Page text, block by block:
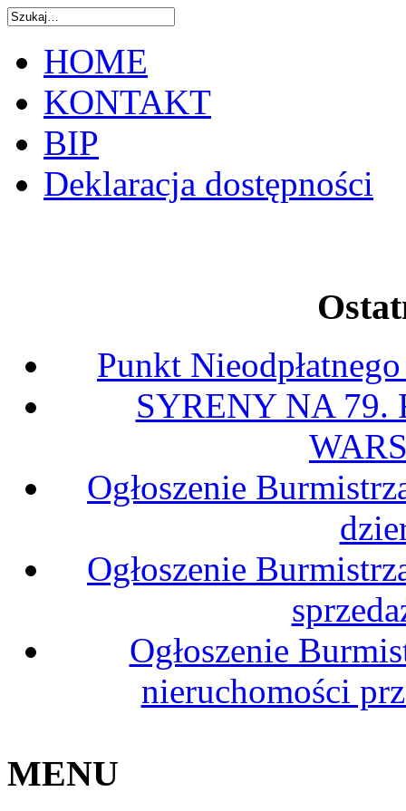
HOME
KONTAKT
BIP
Deklaracja dostępności
Punkt
SYRENY NA 79.
Ogłoszenie
Ogłoszenie
Ogłoszenie
nieruchomości
MENU